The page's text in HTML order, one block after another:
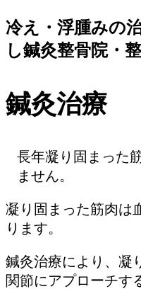
冷え・浮腫みの
し鍼灸整骨院・
鍼灸治療
長年凝り固まった
ません。
凝り固まった筋肉は
ります。
鍼灸治療により、凝
関節にアプローチす